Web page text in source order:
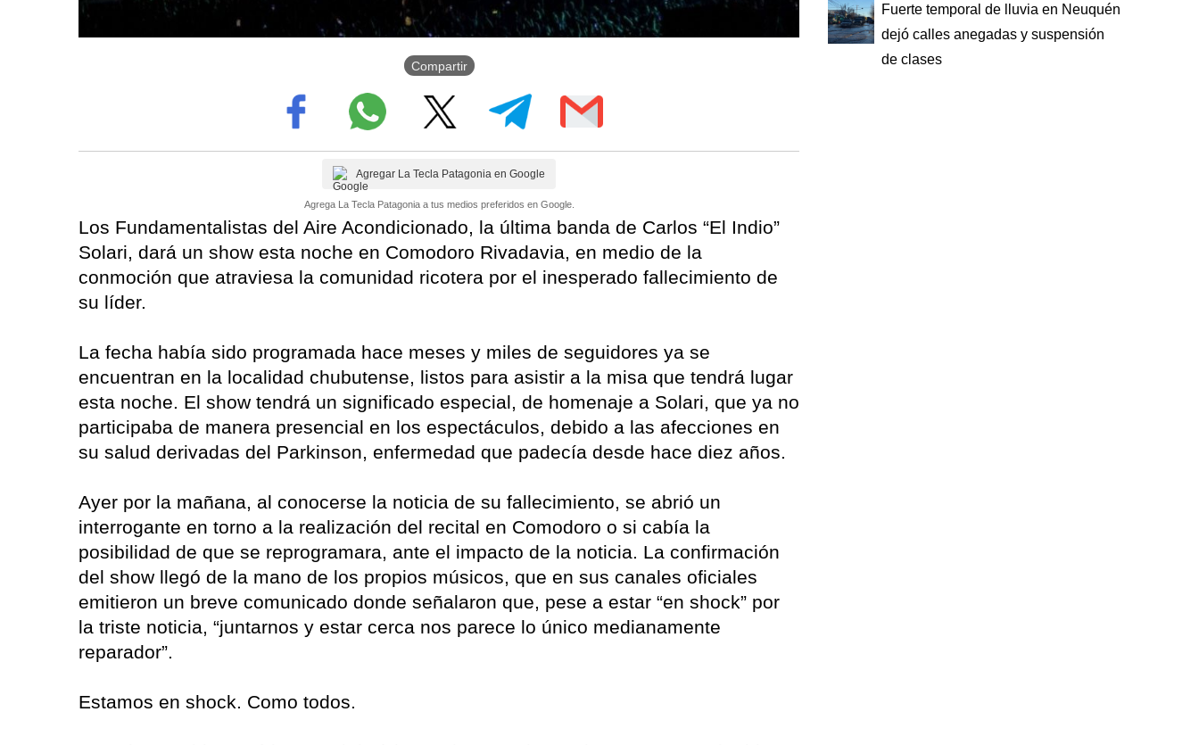
Compartir
Agregar La Tecla Patagonia en Google
Agrega La Tecla Patagonia a tus medios preferidos en Google.
Los Fundamentalistas del Aire Acondicionado, la última banda de Carlos “El Indio”
Solari, dará un show esta noche en Comodoro Rivadavia, en medio de la
conmoción que atraviesa la comunidad ricotera por el inesperado fallecimiento de
su líder.
La fecha había sido programada hace meses y miles de seguidores ya se
encuentran en la localidad chubutense, listos para asistir a la misa que tendrá lugar
esta noche. El show tendrá un significado especial, de homenaje a Solari, que ya no
participaba de manera presencial en los espectáculos, debido a las afecciones en
su salud derivadas del Parkinson, enfermedad que padecía desde hace diez años.
Ayer por la mañana, al conocerse la noticia de su fallecimiento, se abrió un
interrogante en torno a la realización del recital en Comodoro o si cabía la
posibilidad de que se reprogramara, ante el impacto de la noticia. La confirmación
del show llegó de la mano de los propios músicos, que en sus canales oficiales
emitieron un breve comunicado donde señalaron que, pese a estar “en shock” por
la triste noticia, “juntarnos y estar cerca nos parece lo único medianamente
reparador”.
Estamos en shock. Como todos.
Fuerte temporal de lluvia en Neuquén
dejó calles anegadas y suspensión
de clases